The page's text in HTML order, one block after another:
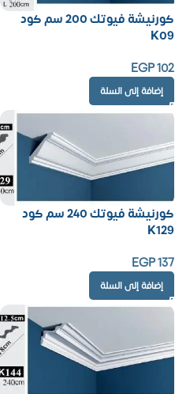
كورنيشة فيوتك 200 سم كود
K09
EGP102
إضافة إلى السلة
كورنيشة فيوتك 240 سم كود
K129
EGP137
إضافة إلى السلة